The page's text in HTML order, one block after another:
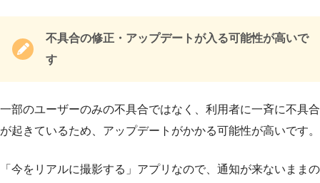
不具合の修正・アップデートが入る可能性が高いで
す
一部のユーザーのみの不具合ではなく、利用者に一斉に不具合
が起きているため、アップデートがかかる可能性が高いです。
「今をリアルに撮影する」アプリなので、通知が来ないままの